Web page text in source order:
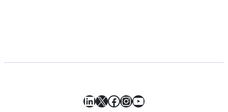
LinkedIn
X Facebook
Instagram
YouTube